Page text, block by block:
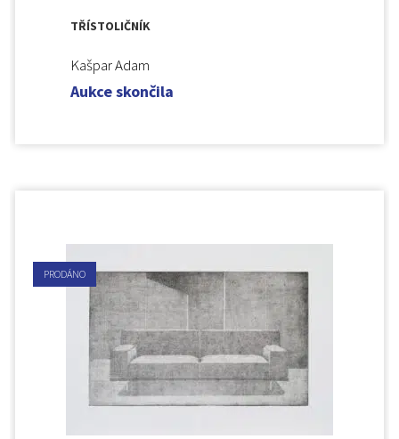
TŘÍSTOLIČNÍK
Kašpar Adam
Aukce skončila
PRODÁNO